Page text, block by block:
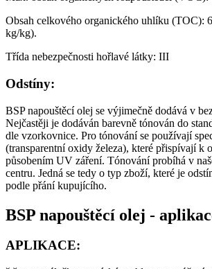
Obsah celkového organického uhlíku (TOC):
kg/kg).
Třída nebezpečnosti hořlavé látky: III
Odstíny:
BSP napouštěcí olej se výjimečně dodává v
Nejčastěji je dodáván barevně tónován do
dle vzorkovnice. Pro tónování se používají
(transparentní oxidy železa), které přispívají k
působením UV záření. Tónování probíhá v
centru. Jedná se tedy o typ zboží, které je
podle přání kupujícího.
BSP napouštěcí olej -
APLIKACE: